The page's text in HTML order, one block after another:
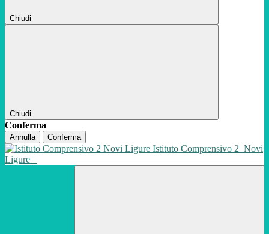
Chiudi
Chiudi
Conferma
Annulla Conferma
Istituto Comprensivo 2 Novi
Ligure